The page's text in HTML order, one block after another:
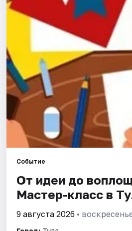
Площадки
Рейтинги
Событие
От идеи до
Мастер-класс в
9 августа 2026 •